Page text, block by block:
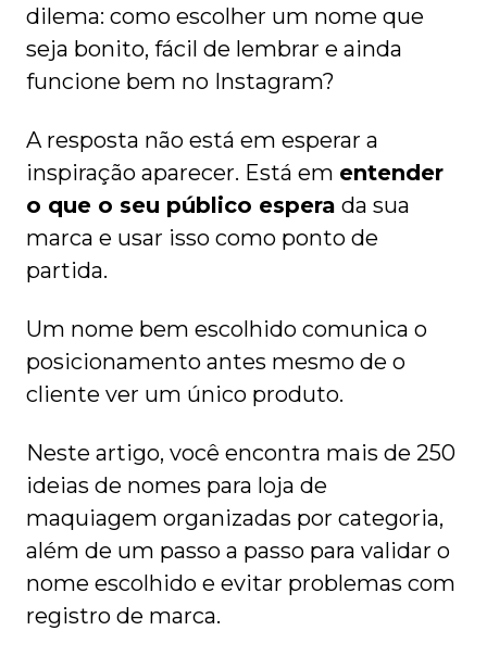
dilema: como escolher um nome que
seja bonito, fácil de lembrar e ainda
funcione bem no Instagram?
A resposta não está em esperar a
inspiração aparecer. Está em entender
o que o seu público espera da sua
marca e usar isso como ponto de
partida.
Um nome bem escolhido comunica o
posicionamento antes mesmo de o
cliente ver um único produto.
Neste artigo, você encontra mais de 250
ideias de nomes para loja de
maquiagem organizadas por categoria,
além de um passo a passo para validar o
nome escolhido e evitar problemas com
registro de marca.